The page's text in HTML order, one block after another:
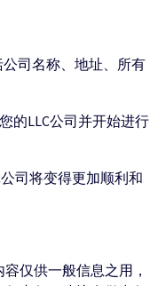
司名称、地址、所有
的LLC公司并开始进行
司将变得更加顺利和
仅供一般信息之用，